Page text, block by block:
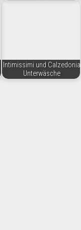
Intimissimi und Calzedonia
Unterwäsche